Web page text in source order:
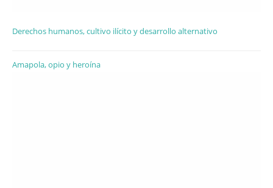
Derechos humanos, cultivo ilícito y desarrollo alternativo
Amapola, opio y heroína